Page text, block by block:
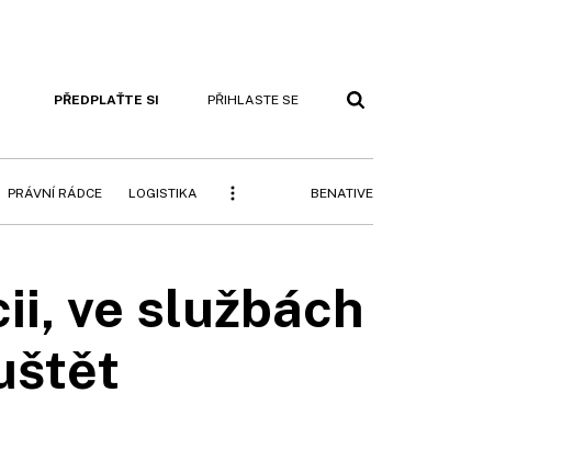
PŘEDPLAŤTE SI PŘIHLASTE SE
PRÁVNÍ RÁDCE LOGISTIKA BENATIVE
ve službách